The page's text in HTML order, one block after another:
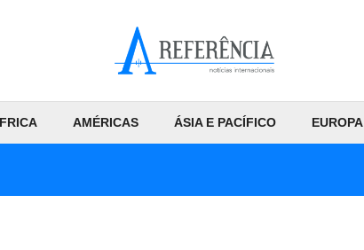
AMÉRICAS ÁSIA E PACÍFICO EUROPA